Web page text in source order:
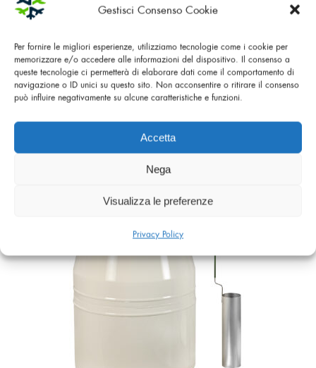
Gestisci Consenso Cookie
Per fornire le migliori esperienze, utilizziamo tecnologie come i cookie per
memorizzare e/o accedere alle informazioni del dispositivo. Il consenso a
queste tecnologie ci permetterà di elaborare dati come il comportamento di
navigazione o ID unici su questo sito. Non acconsentire o ritirare il consenso
può influire negativamente su alcune caratteristiche e funzioni.
Accetta
Nega
Visualizza le preferenze
Privacy Policy
CONTENITORE PER AZOTO LIQUIDO ET 20